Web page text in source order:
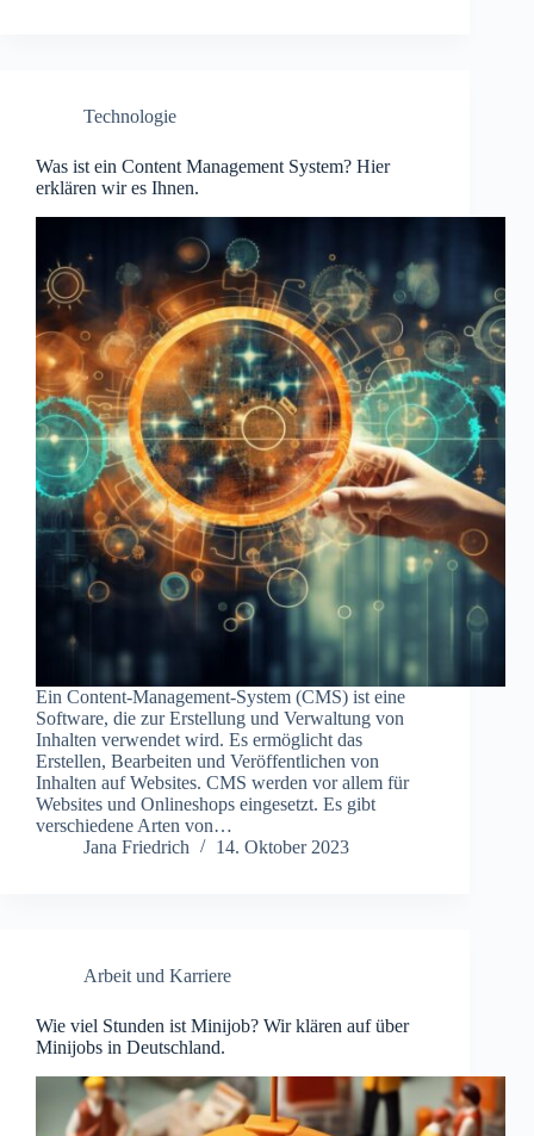
Technologie
Was ist ein Content Management System? Hier
erklären wir es Ihnen.
Ein Content-Management-System (CMS) ist eine
Software, die zur Erstellung und Verwaltung von
Inhalten verwendet wird. Es ermöglicht das
Erstellen, Bearbeiten und Veröffentlichen von
Inhalten auf Websites. CMS werden vor allem für
Websites und Onlineshops eingesetzt. Es gibt
verschiedene Arten von…
Jana Friedrich
14. Oktober 2023
Arbeit und Karriere
Wie viel Stunden ist Minijob? Wir klären auf über
Minijobs in Deutschland.